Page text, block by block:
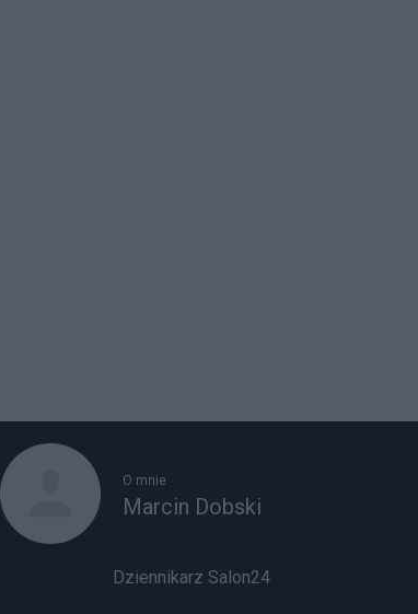
O mnie
Marcin Dobski
Dziennikarz Salon24